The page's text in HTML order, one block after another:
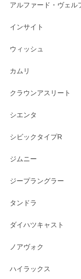
アルファード・ヴェル
インサイト
ウィッシュ
カムリ
クラウンアスリート
シエンタ
シビックタイプR
ジムニー
ジープラングラー
タンドラ
ダイハツキャスト
ノアヴォク
ハイラックス